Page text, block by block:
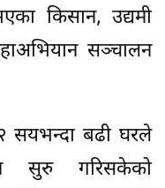
किसान, उद्यमी
सञ्चालन
सयभन्दा बढी घरले
सुरु गरिसकेको